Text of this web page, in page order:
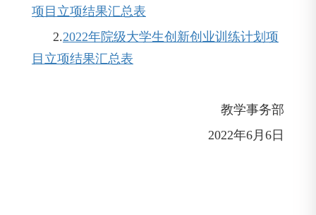
项目立项结果汇总表
2.2022年院级大学生创新创业训练计划项
目立项结果汇总表
教学事务部
2022年6月6日